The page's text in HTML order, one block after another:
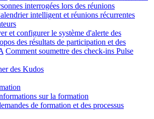
interrogées lors des réunions
intelligent et réunions récurrentes
et configurer le système d'alerte des
des résultats de participation et des
Comment soumettre des check-ins Pulse
des Kudos
sur la formation
de formation et des processus